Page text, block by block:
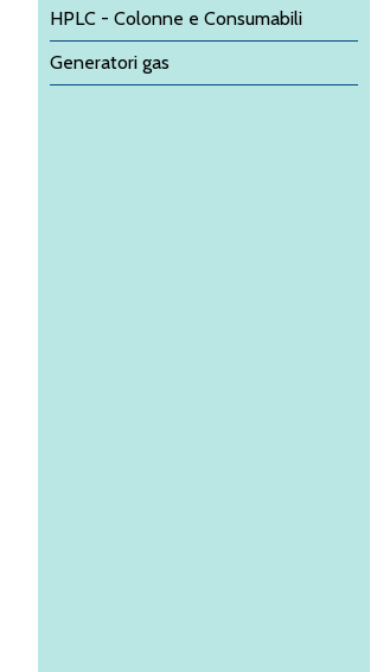
HPLC - Colonne e Consumabili
Generatori gas